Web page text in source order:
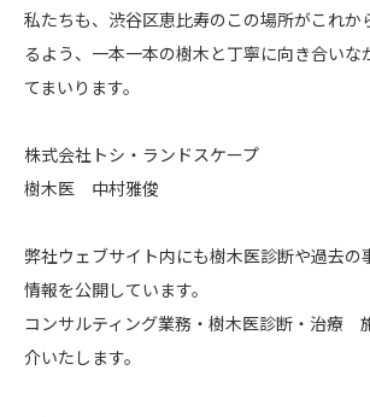
私たちも、渋谷区恵比寿のこの場所がこれか
るよう、一本一本の樹木と丁寧に向き合いな
てまいります。
株式会社トシ・ランドスケープ
樹木医 中村雅俊
弊社ウェブサイト内にも樹木医診断や過去の
情報を公開しています。
コンサルティング業務・樹木医診断・治療
介いたします。